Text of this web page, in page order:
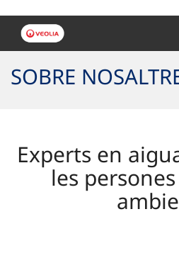
SOBRE
Experts en
les